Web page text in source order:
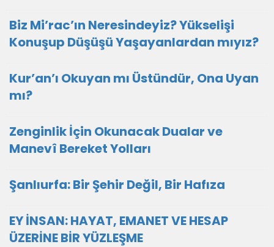
Biz Mi’rac’ın Neresindeyiz? Yükselişi
Konuşup Düşüşü Yaşayanlardan mıyız?
Kur’an’ı Okuyan mı Üstündür, Ona Uyan
mı?
Zenginlik İçin Okunacak Dualar ve
Manevî Bereket Yolları
Şanlıurfa: Bir Şehir Değil, Bir Hafıza
EY İNSAN: HAYAT, EMANET VE HESAP
ÜZERİNE BİR YÜZLEŞME